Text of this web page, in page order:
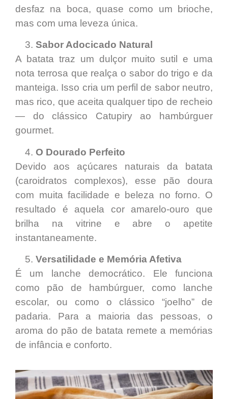
desfaz na boca, quase como um brioche,
mas com uma leveza única.
Sabor Adocicado Natural
A batata traz um dulçor muito sutil e uma
nota terrosa que realça o sabor do trigo e da
manteiga. Isso cria um perfil de sabor neutro,
mas rico, que aceita qualquer tipo de recheio
— do clássico Catupiry ao hambúrguer
gourmet.
O Dourado Perfeito
Devido aos açúcares naturais da batata
(caroidratos complexos), esse pão doura
com muita facilidade e beleza no forno. O
resultado é aquela cor amarelo-ouro que
brilha na vitrine e abre o apetite
instantaneamente.
Versatilidade e Memória Afetiva
É um lanche democrático. Ele funciona
como pão de hambúrguer, como lanche
escolar, ou como o clássico “joelho” de
padaria. Para a maioria das pessoas, o
aroma do pão de batata remete a memórias
de infância e conforto.